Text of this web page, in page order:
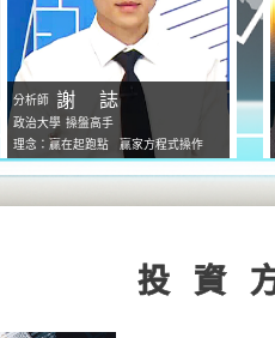
分析師 謝誌
政治大學 操盤高手
理念：贏在起跑點 贏家方程式操作
投資